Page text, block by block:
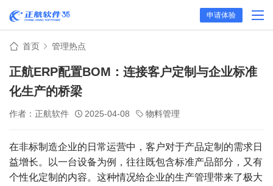
申请体验
首页 管理热点
正航ERP配置BOM：连接客户定制与企业标准
化生产的桥梁
作者：正航软件 2025-04-08 物料管理
在非标制造企业的日常运营中，客户对于产品定制的需求日
益增长。以一台设备为例，往往既包含标准产品部分，又有
个性化定制的内容。这种情况给企业的生产管理带来了极大